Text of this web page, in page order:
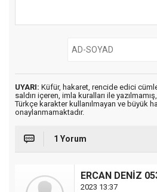
UYARI: Küfür, hakaret, rencide edici
saldırı içeren, imla kuralları ile yazılmamış,
Türkçe karakter kullanılmayan ve büyük
onaylanmamaktadır.
1 Yorum
ERCAN DENİZ
2023 13:37